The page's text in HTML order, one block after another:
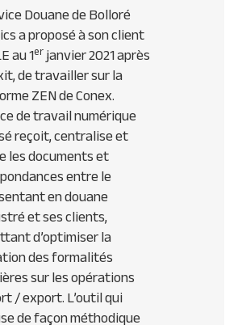
Douane de Bolloré
a proposé à son client
au 1erjanvier 2021 après
de travailler sur la
ZEN de Conex.
de travail numérique
reçoit, centralise et
les documents et
entre le
en douane
et ses clients,
d’optimiser la
des formalités
sur les opérations
/ export. L’outil qui
de façon méthodique